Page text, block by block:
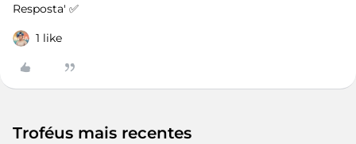
Resposta' ✅
1 like
Troféus mais recentes